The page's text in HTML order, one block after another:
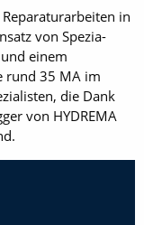
in
von Spezia­
einem
rund 35 MA im
die Dank
von HYDREMA